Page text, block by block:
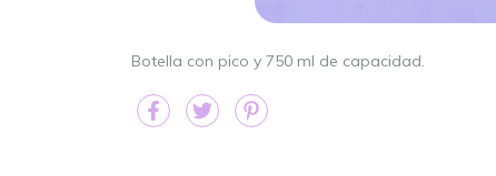
Botella con pico y 750 ml de capacidad.